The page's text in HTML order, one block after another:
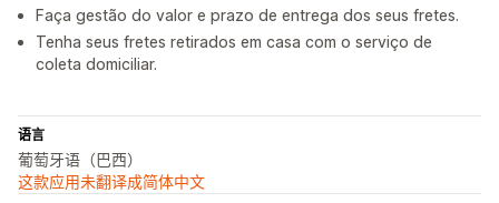
Faça gestão do valor e prazo de entrega dos seus fretes.
Tenha seus fretes retirados em casa com o serviço de
coleta domiciliar.
语言
葡萄牙语（巴西）
这款应用未翻译成简体中文